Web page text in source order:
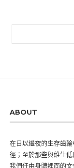
ABOUT
在日以繼夜的生存齒
徑；至於那些與維生
我們任由身體裡面的